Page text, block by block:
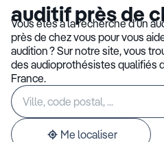
auditif près de
Vous êtes à la recherche d’un
près de chez vous pour vous
audition ? Sur notre site, vous
des audioprothésistes qualifiés
France.
Rechercher
établissement
Veuillez
renseigner
une
adresse
Me localiser